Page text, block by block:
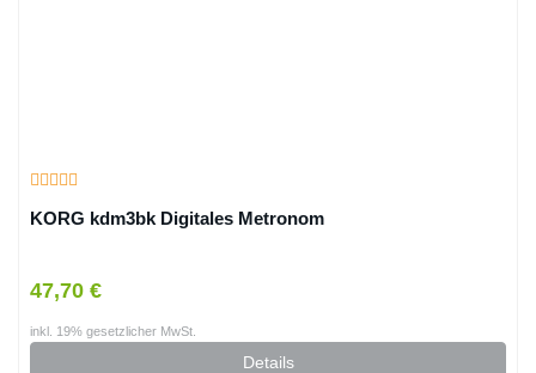
KORG kdm3bk Digitales Metronom
47,70 €
inkl. 19% gesetzlicher MwSt.
Details